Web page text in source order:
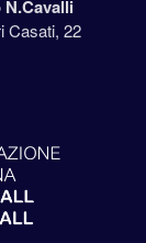
Casati, 22